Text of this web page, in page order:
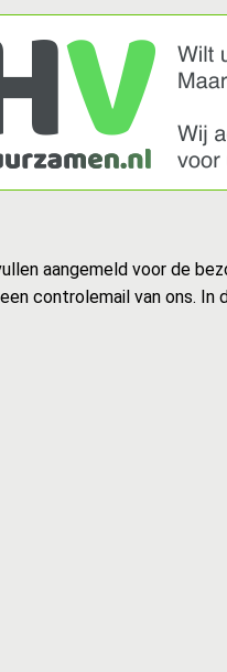
aangemeld voor de
controlemail van ons. In